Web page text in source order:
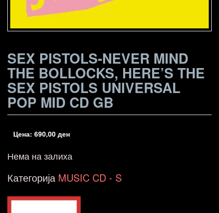
SEX PISTOLS-NEVER MIND
THE BOLLOCKS, HERE’S THE
SEX PISTOLS UNIVERSAL
POP MID CD GB
Цена: 690,00 ден
Нема на залиха
Категорија MUSIC CD - S